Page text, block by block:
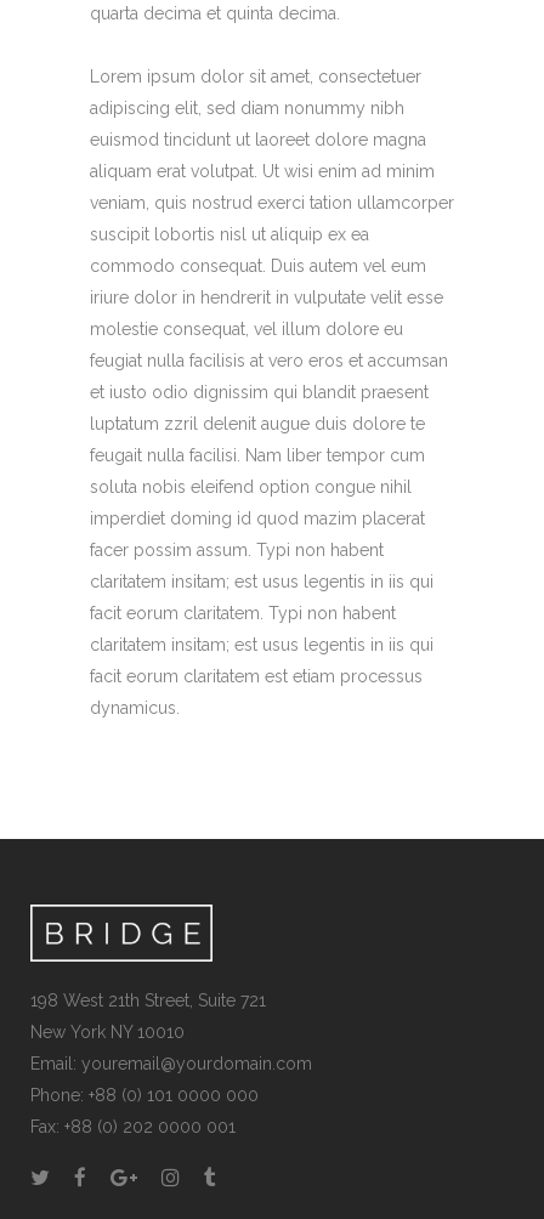
quarta decima et quinta decima.
Lorem ipsum dolor sit amet, consectetuer
adipiscing elit, sed diam nonummy nibh
euismod tincidunt ut laoreet dolore magna
aliquam erat volutpat. Ut wisi enim ad minim
veniam, quis nostrud exerci tation ullamcorper
suscipit lobortis nisl ut aliquip ex ea
commodo consequat. Duis autem vel eum
iriure dolor in hendrerit in vulputate velit esse
molestie consequat, vel illum dolore eu
feugiat nulla facilisis at vero eros et accumsan
et iusto odio dignissim qui blandit praesent
luptatum zzril delenit augue duis dolore te
feugait nulla facilisi. Nam liber tempor cum
soluta nobis eleifend option congue nihil
imperdiet doming id quod mazim placerat
facer possim assum. Typi non habent
claritatem insitam; est usus legentis in iis qui
facit eorum claritatem. Typi non habent
claritatem insitam; est usus legentis in iis qui
facit eorum claritatem est etiam processus
dynamicus.
198 West 21th Street, Suite 721
New York NY 10010
Email: youremail@yourdomain.com
Phone: +88 (0) 101 0000 000
Fax: +88 (0) 202 0000 001